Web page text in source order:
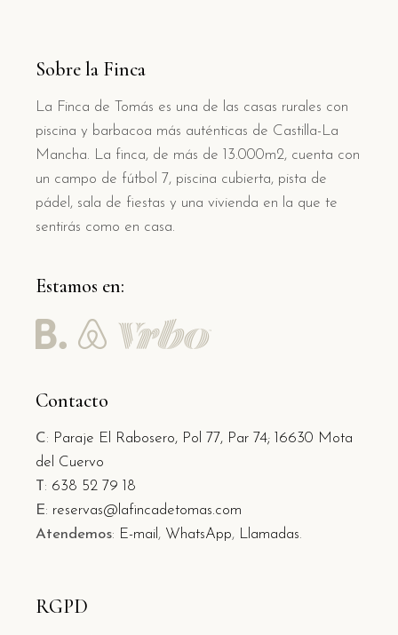
Sobre la Finca
La Finca de Tomás es una de las casas rurales con
piscina y barbacoa más auténticas de Castilla-La
Mancha. La finca, de más de 13.000m2, cuenta con
un campo de fútbol 7, piscina cubierta, pista de
pádel, sala de fiestas y una vivienda en la que te
sentirás como en casa.
Estamos en:
Contacto
C: Paraje El Rabosero, Pol 77, Par 74;
16630 Mota
del Cuervo
T: 638 52 79 18
E: reservas@lafincadetomas.com
Atendemos: E-mail , WhatsApp, Llamadas.
RGPD